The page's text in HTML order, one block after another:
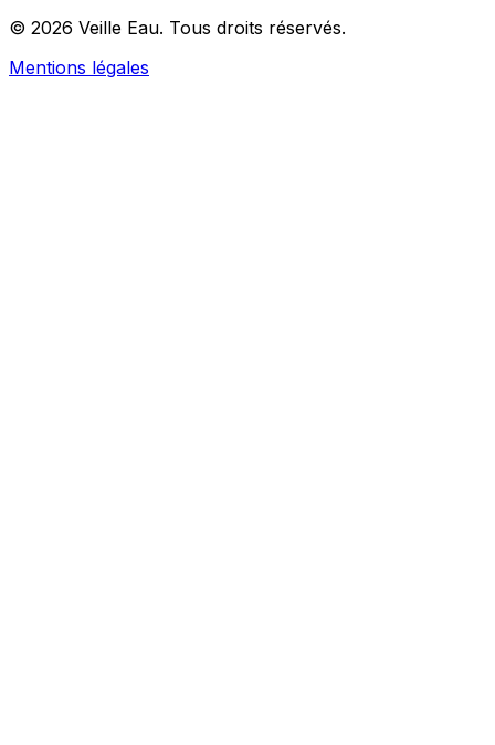
© 2026 Veille Eau. Tous droits réservés.
Mentions légales